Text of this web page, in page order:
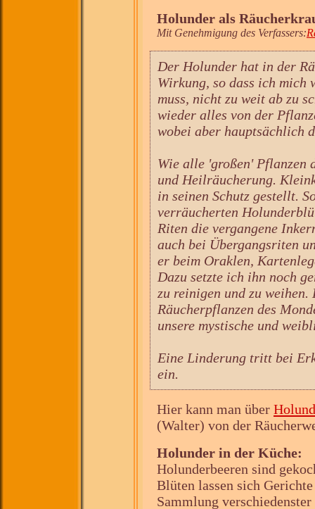
Holunder als
Mit Genehmigung des Verfassers:
Der Holunder hat in der
Wirkung, so dass ich
muss, nicht zu weit ab zu
wieder alles von der
wobei aber hauptsächlich
Wie alle 'großen' Pflanzen
und Heilräucherung.
in seinen Schutz gestellt.
verräucherten
Riten die vergangene
auch bei Übergangsriten
er beim Oraklen,
Dazu setzte ich ihn noch
zu reinigen und zu
Räucherpflanzen des
unsere mystische und
Eine Linderung tritt bei
ein.
Hier kann man über
(Walter) von der
Holunder in der Küche:
Holunderbeeren sind
Blüten lassen sich
Sammlung verschiedenster